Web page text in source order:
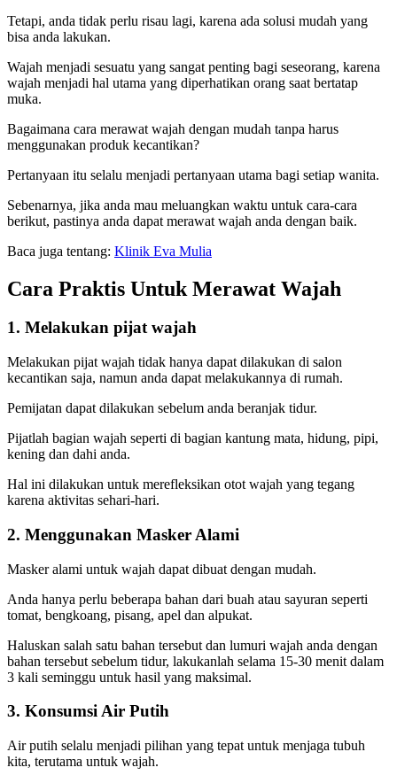
Tetapi, anda tidak perlu risau lagi, karena ada solusi mudah yang
bisa anda lakukan.
Wajah menjadi sesuatu yang sangat penting bagi seseorang, karena
wajah menjadi hal utama yang diperhatikan orang saat bertatap
muka.
Bagaimana cara merawat wajah dengan mudah tanpa harus
menggunakan produk kecantikan?
Pertanyaan itu selalu menjadi pertanyaan utama bagi setiap wanita.
Sebenarnya, jika anda mau meluangkan waktu untuk cara-cara
berikut, pastinya anda dapat merawat wajah anda dengan baik.
Baca juga tentang: Klinik Eva Mulia
Cara Praktis Untuk Merawat Wajah
1. Melakukan pijat wajah
Melakukan pijat wajah tidak hanya dapat dilakukan di salon
kecantikan saja, namun anda dapat melakukannya di rumah.
Pemijatan dapat dilakukan sebelum anda beranjak tidur.
Pijatlah bagian wajah seperti di bagian kantung mata, hidung, pipi,
kening dan dahi anda.
Hal ini dilakukan untuk merefleksikan otot wajah yang tegang
karena aktivitas sehari-hari.
2. Menggunakan Masker Alami
Masker alami untuk wajah dapat dibuat dengan mudah.
Anda hanya perlu beberapa bahan dari buah atau sayuran seperti
tomat, bengkoang, pisang, apel dan alpukat.
Haluskan salah satu bahan tersebut dan lumuri wajah anda dengan
bahan tersebut sebelum tidur, lakukanlah selama 15-30 menit dalam
3 kali seminggu untuk hasil yang maksimal.
3. Konsumsi Air Putih
Air putih selalu menjadi pilihan yang tepat untuk menjaga tubuh
kita, terutama untuk wajah.